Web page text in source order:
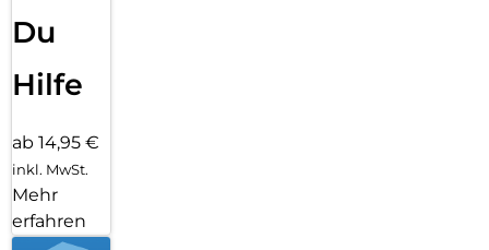
Du
Hilfe
ab 14,95 €
inkl. MwSt.
Mehr
erfahren